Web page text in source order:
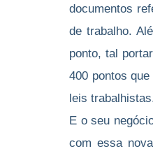
documentos
de trabalho.
ponto, tal
400 pontos
leis
E o seu
com essa